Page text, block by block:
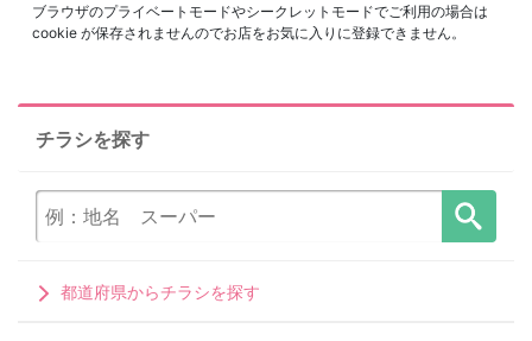
ブラウザのプライベートモードやシークレットモードでご利用の場合は
cookie が保存されませんのでお店をお気に入りに登録できません。
チラシを探す
都道府県からチラシを探す